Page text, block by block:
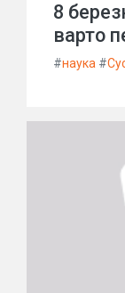
8
варто
#наука #